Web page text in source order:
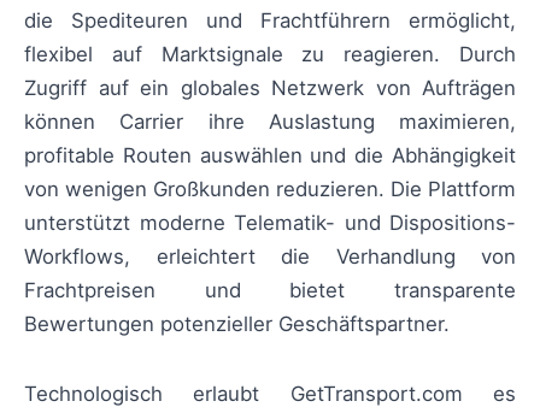
die Spediteuren und Frachtführern ermöglicht,
flexibel auf Marktsignale zu reagieren. Durch
Zugriff auf ein globales Netzwerk von Aufträgen
können Carrier ihre Auslastung maximieren,
profitable Routen auswählen und die Abhängigkeit
von wenigen Großkunden reduzieren. Die Plattform
unterstützt moderne Telematik- und Dispositions-
Workflows, erleichtert die Verhandlung von
Frachtpreisen und bietet transparente
Bewertungen potenzieller Geschäftspartner.
Technologisch erlaubt GetTransport.com es